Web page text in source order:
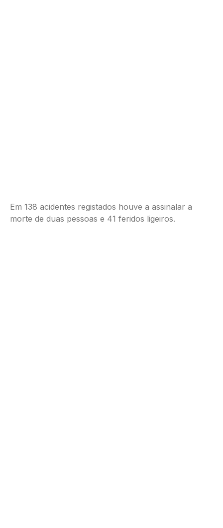
Em 138 acidentes registados houve a assinalar a
morte de duas pessoas e 41 feridos ligeiros.